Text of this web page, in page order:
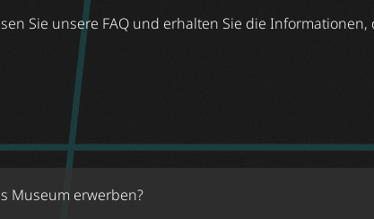
Sie unsere FAQ und erhalten Sie die
Museum erwerben?